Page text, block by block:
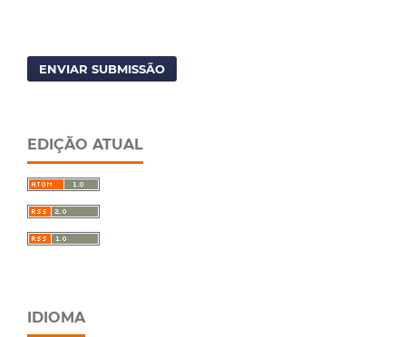
ENVIAR SUBMISSÃO
EDIÇÃO ATUAL
IDIOMA